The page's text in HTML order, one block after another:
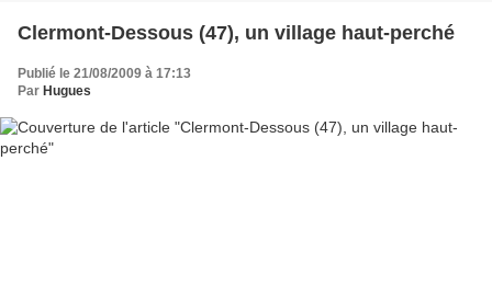
Clermont-Dessous (47), un village haut-perché
Publié le 21/08/2009 à 17:13
Par Hugues